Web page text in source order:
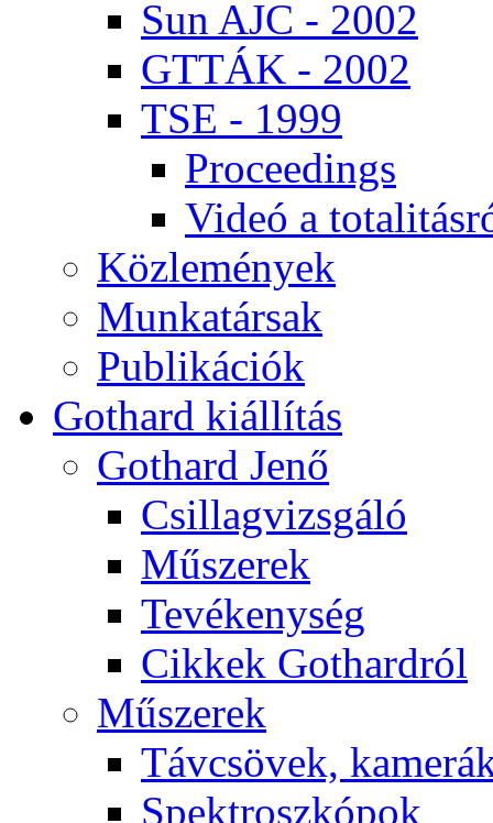
Sun AJC - 2002
GT­TÁK - 2002
TSE - 1999
Pro­ce­e­dings
Vi­deó a
Köz­le­mé­nyek
Mun­ka­tár­sak
Pub­li­ká­ci­ók
Got­hard ki­ál­lí­tás
Got­hard Je­nő
Csil­lag­vizs­gá­ló
Mű­sze­rek
Te­vé­keny­ség
Cik­kek Got­hard­ról
Mű­sze­rek
Táv­csö­vek,
Spekt­rosz­kó­pok